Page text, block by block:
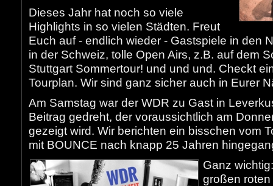
Dieses Jahr hat noch so viele
Highlights in so vielen Städten. Freut
Euch auf - endlich wieder - Gastspiele in den
in der Schweiz, tolle Open Airs, z.B. auf dem
Stuttgart Sommertour! und und und. Checkt
Tourplan. Wir sind ganz sicher auch in Eurer
Am Samstag war der WDR zu Gast in
Beitrag gedreht, der voraussichtlich am
gezeigt wird. Wir berichten ein bisschen vom
mit BOUNCE nach knapp 25 Jahren
Ganz
großen